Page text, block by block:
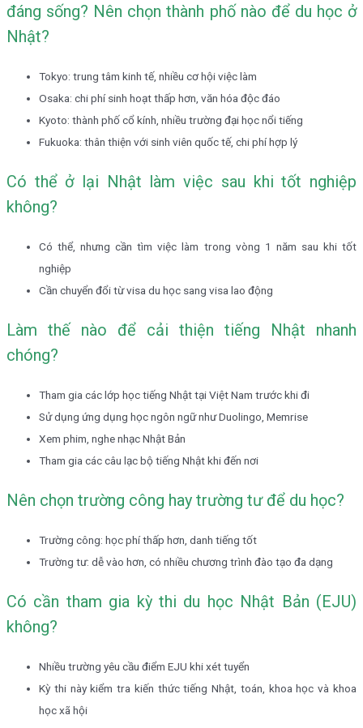
đáng sống? Nên chọn thành phố nào để du học ở
Nhật?
Tokyo: trung tâm kinh tế, nhiều cơ hội việc làm
Osaka: chi phí sinh hoạt thấp hơn, văn hóa độc đáo
Kyoto: thành phố cổ kính, nhiều trường đại học nổi tiếng
Fukuoka: thân thiện với sinh viên quốc tế, chi phí hợp lý
Có thể ở lại Nhật làm việc sau khi tốt nghiệp
không?
Có thể, nhưng cần tìm việc làm trong vòng 1 năm sau khi tốt
nghiệp
Cần chuyển đổi từ visa du học sang visa lao động
Làm thế nào để cải thiện tiếng Nhật nhanh
chóng?
Tham gia các lớp học tiếng Nhật tại Việt Nam trước khi đi
Sử dụng ứng dụng học ngôn ngữ như Duolingo, Memrise
Xem phim, nghe nhạc Nhật Bản
Tham gia các câu lạc bộ tiếng Nhật khi đến nơi
Nên chọn trường công hay trường tư để du học?
Trường công: học phí thấp hơn, danh tiếng tốt
Trường tư: dễ vào hơn, có nhiều chương trình đào tạo đa dạng
Có cần tham gia kỳ thi du học Nhật Bản (EJU)
không?
Nhiều trường yêu cầu điểm EJU khi xét tuyển
Kỳ thi này kiểm tra kiến thức tiếng Nhật, toán, khoa học và khoa
học xã hội